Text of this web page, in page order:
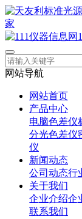
网站导航
网站首页
产品中心
电脑色差仪
分光色差仪
仪
新闻动态
公司动态行
关于我们
企业介绍企
联系我们